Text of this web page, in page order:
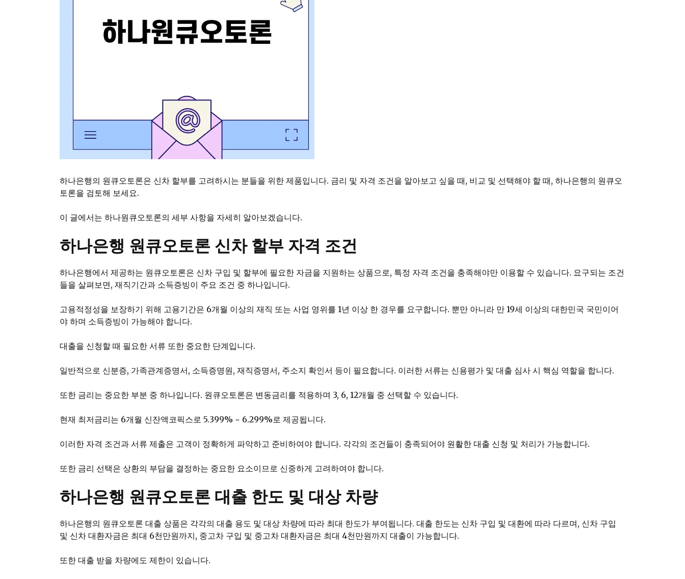
하나은행의 원큐오토론은 신차 할부를 고려하시는 분들을 위한 제품입니다. 금리 및 자격 조건을 알아보고 싶을 때, 비교 및 선택해야 할 때, 하나은행의 원큐오
토론을 검토해 보세요.
이 글에서는 하나원큐오토론의 세부 사항을 자세히 알아보겠습니다.
하나은행 원큐오토론 신차 할부 자격 조건
하나은행에서 제공하는 원큐오토론은 신차 구입 및 할부에 필요한 자금을 지원하는 상품으로, 특정 자격 조건을 충족해야만 이용할 수 있습니다. 요구되는 조건
들을 살펴보면, 재직기간과 소득증빙이 주요 조건 중 하나입니다.
고용적정성을 보장하기 위해 고용기간은 6개월 이상의 재직 또는 사업 영위를 1년 이상 한 경우를 요구합니다. 뿐만 아니라 만 19세 이상의 대한민국 국민이어
야 하며 소득증빙이 가능해야 합니다.
대출을 신청할 때 필요한 서류 또한 중요한 단계입니다.
일반적으로 신분증, 가족관계증명서, 소득증명원, 재직증명서, 주소지 확인서 등이 필요합니다. 이러한 서류는 신용평가 및 대출 심사 시 핵심 역할을 합니다.
또한 금리는 중요한 부분 중 하나입니다. 원큐오토론은 변동금리를 적용하며 3, 6, 12개월 중 선택할 수 있습니다.
현재 최저금리는 6개월 신잔액코픽스로 5.399% ~ 6.299%로 제공됩니다.
이러한 자격 조건과 서류 제출은 고객이 정확하게 파악하고 준비하여야 합니다. 각각의 조건들이 충족되어야 원활한 대출 신청 및 처리가 가능합니다.
또한 금리 선택은 상환의 부담을 결정하는 중요한 요소이므로 신중하게 고려하여야 합니다.
하나은행 원큐오토론 대출 한도 및 대상 차량
하나은행의 원큐오토론 대출 상품은 각각의 대출 용도 및 대상 차량에 따라 최대 한도가 부여됩니다. 대출 한도는 신차 구입 및 대환에 따라 다르며, 신차 구입
및 신차 대환자금은 최대 6천만원까지, 중고차 구입 및 중고차 대환자금은 최대 4천만원까지 대출이 가능합니다.
또한 대출 받을 차량에도 제한이 있습니다.